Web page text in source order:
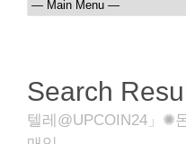
Search
텔레@UPCOIN24」✺